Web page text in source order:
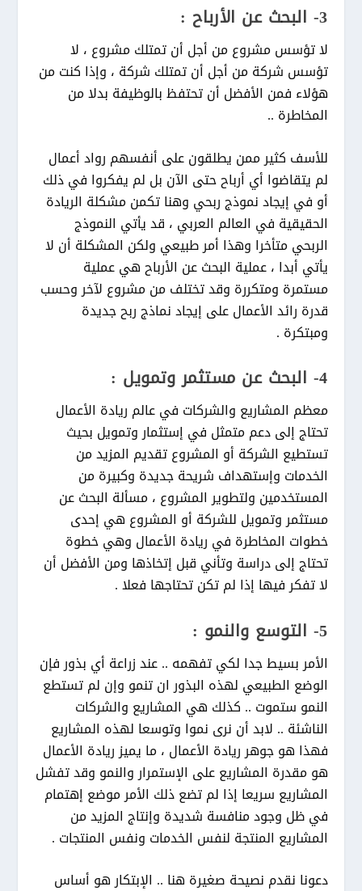
3- البحث عن الأرباح :
لا تؤسس مشروع من أجل أن تمتلك مشروع ، لا
تؤسس شركة من أجل أن تمتلك شركة ، وإذا كنت من
هؤلاء فمن الأفضل أن تحتفظ بالوظيفة بدلا من
المخاطرة ..
للأسف كثير ممن يطلقون على أنفسهم رواد أعمال
لم يتقاضوا أي أرباح حتى الآن بل لم يفكروا في ذلك
أو في إيجاد نموذج ربحي وهنا تكمن مشكلة الريادة
الحقيقية في العالم العربي ، قد يأتي النموذج
الربحي متأخرا وهذا أمر طبيعي ولكن المشكلة أن لا
يأتي أبدا ، عملية البحث عن الأرباح هي عملية
مستمرة ومتكررة وقد تختلف من مشروع لآخر وحسب
قدرة رائد الأعمال على إيجاد نماذج ربح جديدة
ومبتكرة .
4- البحث عن مستثمر وتمويل :
معظم المشاريع والشركات في عالم ريادة الأعمال
تحتاج إلى دعم متمثل في إستثمار وتمويل بحيث
تستطيع الشركة أو المشروع تقديم المزيد من
الخدمات وإستهداف شريحة جديدة وكبيرة من
المستخدمين ولتطوير المشروع ، مسألة البحث عن
مستثمر وتمويل للشركة أو المشروع هي إحدى
خطوات المخاطرة في ريادة الأعمال وهي خطوة
تحتاج إلى دراسة وتأني قبل إتخاذها ومن الأفضل أن
لا تفكر فيها إذا لم تكن تحتاجها فعلا .
5- التوسع والنمو :
الأمر بسيط جدا لكي تفهمه .. عند زراعة أي بذور فإن
الوضع الطبيعي لهذه البذور ان تنمو وإن لم تستطع
النمو ستموت .. كذلك هي المشاريع والشركات
الناشئة .. لابد أن نرى نموا وتوسعا لهذه المشاريع
فهذا هو جوهر ريادة الأعمال ، ما يميز ريادة الأعمال
هو مقدرة المشاريع على الإستمرار والنمو وقد تفشل
المشاريع سريعا إذا لم تضع ذلك الأمر موضع إهتمام
في ظل وجود منافسة شديدة وإنتاج المزيد من
المشاريع المنتجة لنفس الخدمات ونفس المنتجات .
دعونا نقدم نصيحة صغيرة هنا .. الإبتكار هو أساس